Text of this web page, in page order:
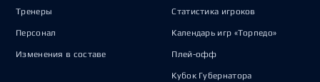
Тренеры
Персонал
Изменения в составе
Статистика игроков
Календарь игр «Торпедо»
Плей-офф
Кубок Губернатора